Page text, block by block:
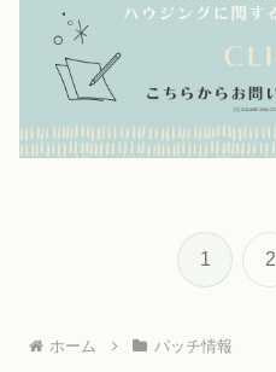
1 2
ホーム パッチ情報